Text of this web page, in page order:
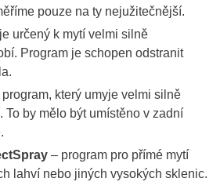
pouze na ty nejužitečnější.
určený k mytí velmi silně
Program je schopen odstranit
který umyje velmi silně
To by mělo být umístěno v zadní
– program pro přímé mytí
lahví nebo jiných vysokých sklenic.